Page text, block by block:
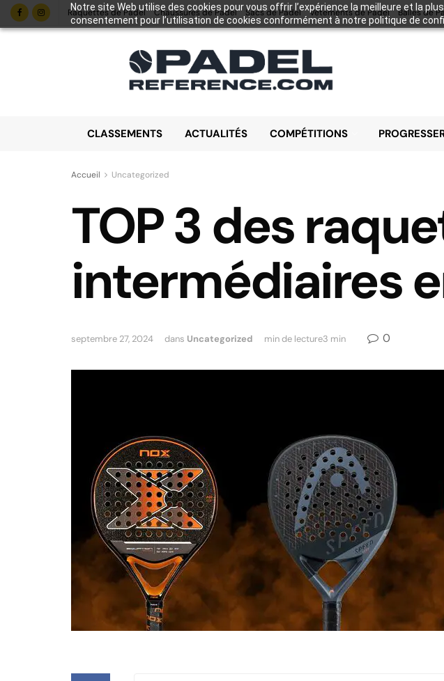
Notre site Web utilise des cookies pour vous offrir l’expérience la meilleure et la
consentement pour l’utilisation de cookies conformément à notre politique de
Raquettes de Padel Chaussures de Padel Sacs de Padel Vêtements de Padel Balles de
CLASSEMENTS ACTUALITÉS COMPÉTITIONS
Accueil Uncategorized
TOP 3 des
intermédiaires
septembre 27, 2024 dans Uncategorized min de lecture3 min 0